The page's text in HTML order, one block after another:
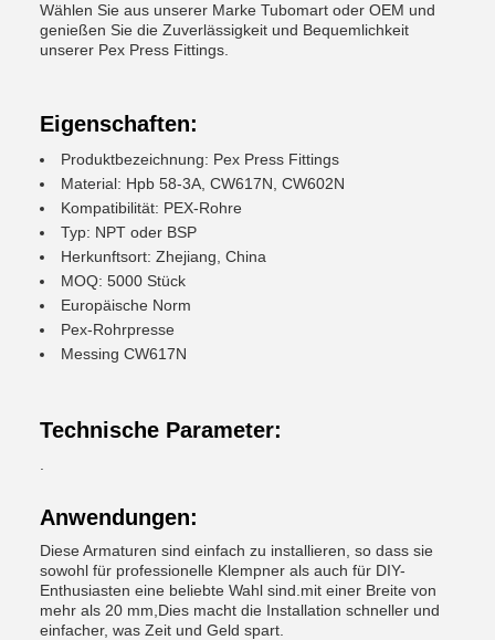
Wählen Sie aus unserer Marke Tubomart oder OEM und
genießen Sie die Zuverlässigkeit und Bequemlichkeit
unserer Pex Press Fittings.
Eigenschaften:
Produktbezeichnung: Pex Press Fittings
Material: Hpb 58-3A, CW617N, CW602N
Kompatibilität: PEX-Rohre
Typ: NPT oder BSP
Herkunftsort: Zhejiang, China
MOQ: 5000 Stück
Europäische Norm
Pex-Rohrpresse
Messing CW617N
Technische Parameter:
Anwendungen:
Diese Armaturen sind einfach zu installieren, so dass sie
sowohl für professionelle Klempner als auch für DIY-
Enthusiasten eine beliebte Wahl sind.mit einer Breite von
mehr als 20 mm,Dies macht die Installation schneller und
einfacher, was Zeit und Geld spart.